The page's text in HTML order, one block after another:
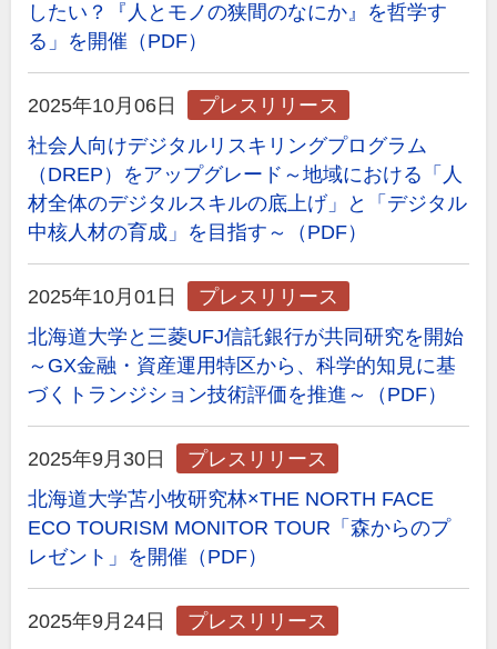
したい？『人とモノの狭間のなにか』を哲学す
る」を開催（PDF）
2025年10月06日
プレスリリース
社会人向けデジタルリスキリングプログラム
（DREP）をアップグレード～地域における「人
材全体のデジタルスキルの底上げ」と「デジタル
中核人材の育成」を目指す～（PDF）
2025年10月01日
プレスリリース
北海道大学と三菱UFJ信託銀行が共同研究を開始
～GX金融・資産運用特区から、科学的知見に基
づくトランジション技術評価を推進～（PDF）
2025年9月30日
プレスリリース
北海道大学苫小牧研究林×THE NORTH FACE
ECO TOURISM MONITOR TOUR「森からのプ
レゼント」を開催（PDF）
2025年9月24日
プレスリリース